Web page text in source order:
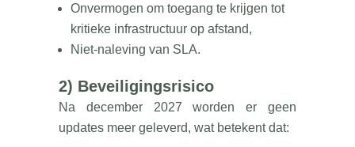
Onvermogen om toegang te krijgen tot
kritieke infrastructuur op afstand,
Niet-naleving van SLA.
2) Beveiligingsrisico
Na december 2027 worden er geen
updates meer geleverd, wat betekent dat: